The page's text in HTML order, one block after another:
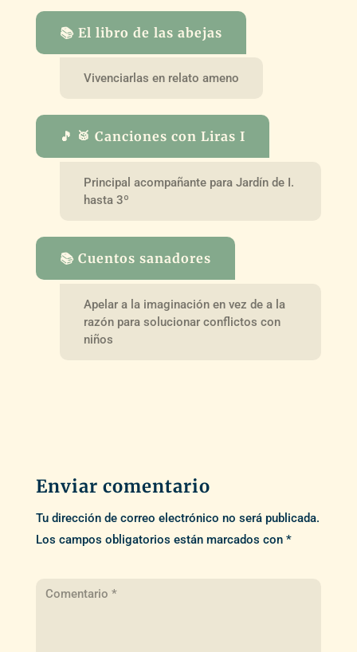
📚 El libro de las abejas
Vivenciarlas en relato ameno
🎵 🥁 Canciones con Liras I
Principal acompañante para Jardín de I.
hasta 3º
📚 Cuentos sanadores
Apelar a la imaginación en vez de a la
razón para solucionar conflictos con
niños
Enviar comentario
Tu dirección de correo electrónico no será publicada.
Los campos obligatorios están marcados con *